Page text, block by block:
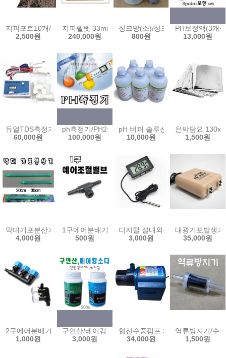
지피포트10개/6x6/8x8/친환경포트/피트모스포트/원형포트/씨앗/모종
2,500원
지피펠렛 33mm(2000개입) 44mm 압축 피트모스
240,000원
싱크망(소)/싱크망(대)/걸음망/싱
800원
PH보정액(3개
13,000원
듀얼TDS측정기/DM-1 수질측정기 정수기 양액농도 측정기 수경 양액
60,000원
ph측정기/PH200/HM디지탈/수질측정기/ph메타/
100,000원
pH 버퍼 솔루션 국산 교정 테스
10,000원
은박담요
1,500원
막대기포분산기/20cm/30cm/45cm/막대에어분산기/기포발생/에어발
4,000원
1구에어분배기/기포분배기/에어분배기/수족관/어항
500원
디지털 실내외온도계 센서분리형
3,000원
대광기포발생
35,000원
2구에어분배기/3구에어분배기/에어 호스 조절밸브 분지 분배기 기포
1,000원
구연산/베이킹소다/500g/PH조절/친환경세제/다목
3,000원
협신수중펌프 30w 40w 50w 수
34,000원
역류방지기/수
1,500원